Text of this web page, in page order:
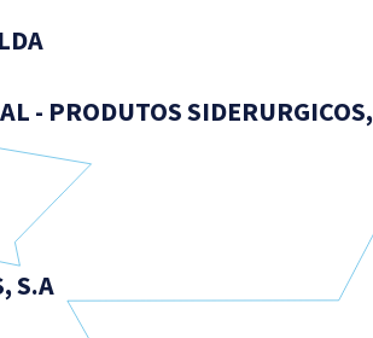
- PRODUTOS SIDERURGICOS,
S.A